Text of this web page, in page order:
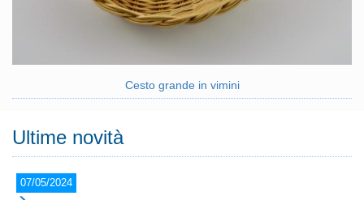
Cesto grande in vimini
Ultime novità
07/05/2024